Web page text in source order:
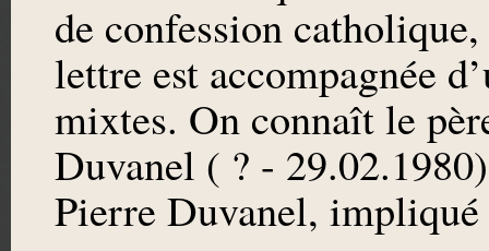
de confession
lettre est accompagnée
mixtes. On connaît le
Duvanel ( ? -
Pierre Duvanel, impliqué